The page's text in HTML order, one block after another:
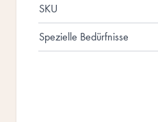
SKU
Spezielle Bedürfnisse